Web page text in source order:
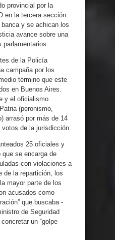
provincial por la
en la tercera sección.
y se achican los
avance sobre una
parlamentarios.
de la Policía
campaña por los
término que este
en Buenos Aires.
y el oficialismo
(peronismo,
arrasó por más de 14
de la jurisdicción.
25 oficiales y
se encarga de
con violaciones a
de la repartición, los
mayor parte de los
acusados como
que buscaba -
de Seguridad
un “golpe